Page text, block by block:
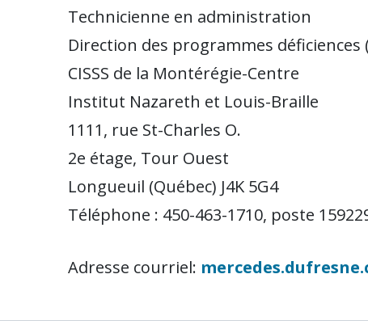
Technicienne en administration
Direction des programmes déficiences
CISSS de la Montérégie-Centre
Institut Nazareth et Louis-Braille
1111, rue St-Charles O.
2e étage, Tour Ouest
Longueuil (Québec) J4K 5G4
Téléphone : 450-463-1710, poste
Adresse courriel: